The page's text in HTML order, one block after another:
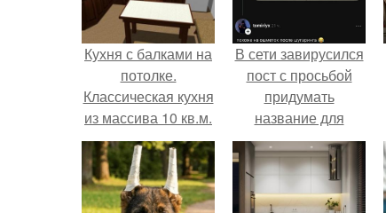
Кухня с балками на
потолке.
Классическая кухня
из массива 10 кв.м.
с потолочными
балками
В сети завирусился
пост с просьбой
придумать
название для
домашней
запеканки.